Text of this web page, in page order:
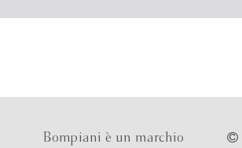
Bompiani è un marchio